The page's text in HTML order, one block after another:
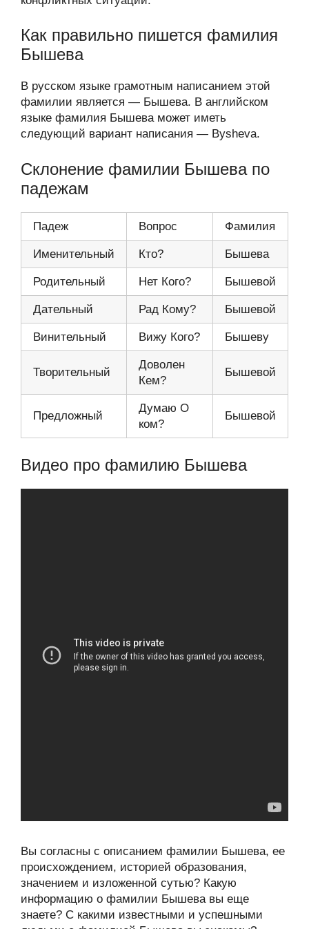
Как правильно пишется фамилия
Бышева
В русском языке грамотным написанием этой
фамилии является — Бышева. В английском
языке фамилия Бышева может иметь
следующий вариант написания — Bysheva.
Склонение фамилии Бышева по
падежам
Падеж Вопрос Фамилия
Именительный Кто? Бышева
Родительный Нет Кого? Бышевой
Дательный Рад Кому? Бышевой
Винительный Вижу Кого? Бышеву
Творительный
Доволен
Кем?
Бышевой
Предложный
Думаю О
ком?
Бышевой
Видео про фамилию Бышева
Вы согласны с описанием фамилии Бышева, ее
происхождением, историей образования,
значением и изложенной сутью? Какую
информацию о фамилии Бышева вы еще
знаете? С какими известными и успешными